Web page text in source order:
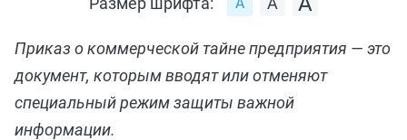
Приказ о коммерческой тайне предприятия — это
документ, которым вводят или отменяют
специальный режим защиты важной
информации.